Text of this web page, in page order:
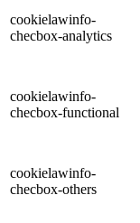
cookielawinfo-
checbox-analytics
cookielawinfo-
checbox-functional
cookielawinfo-
checbox-others